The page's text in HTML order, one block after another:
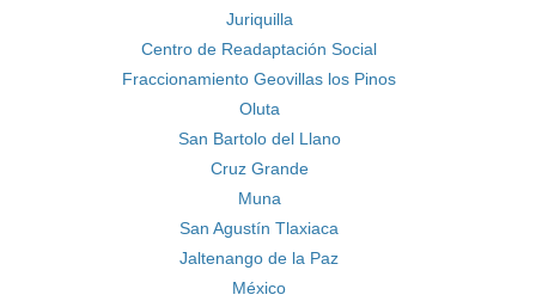
Juriquilla
Centro de Readaptación Social
Fraccionamiento Geovillas los Pinos
Oluta
San Bartolo del Llano
Cruz Grande
Muna
San Agustín Tlaxiaca
Jaltenango de la Paz
México